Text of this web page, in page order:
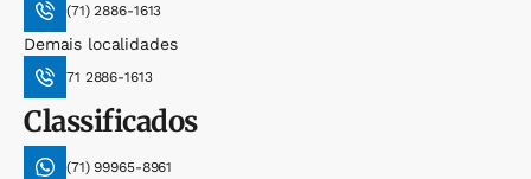
(71) 2886-1613
Demais localidades
71 2886-1613
Classificados
(71) 99965-8961